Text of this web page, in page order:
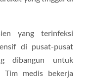
yang terinfeksi
di pusat-pusat
dibangun untuk
Tim medis bekerja